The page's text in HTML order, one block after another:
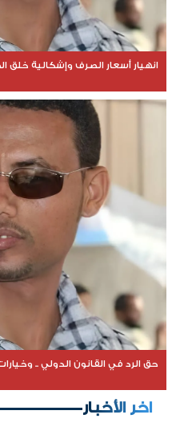
انهيار أسعار الصرف وإشكالية خلق
حق الرد في القانون الدولي .. وخيارات
اخر الأخبار